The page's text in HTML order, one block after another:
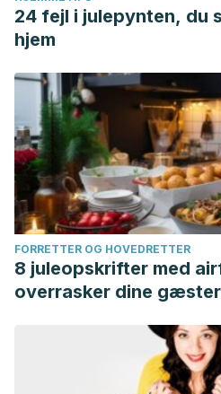
24 fejl i julepynten, du
hjem
FORRETTER OG HOVEDRETTER
8 juleopskrifter med
overrasker dine gæster